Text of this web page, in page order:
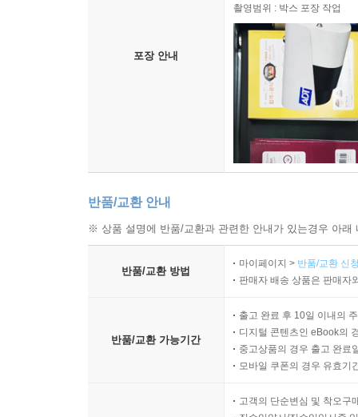
포장 안내
촬영범위 : 박스 포장 작업
반품/교환 안내
※ 상품 설명에 반품/교환과 관련한 안내가 있는경우 아
반품/교환 방법
마이페이지 > 반품/교환 신
판매자 배송 상품은 판매자
반품/교환 가능기간
출고 완료 후 10일 이내의
디지털 콘텐츠인 eBook의
중고상품의 경우 출고 완료
모바일 쿠폰의 경우 유효기
고객의 단순변심 및 착오구